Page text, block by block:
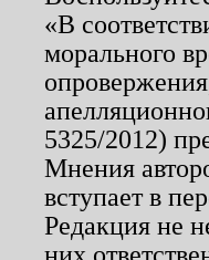
«В
морального
5325/2012)
Мнения
вступает в
Редакция не
них